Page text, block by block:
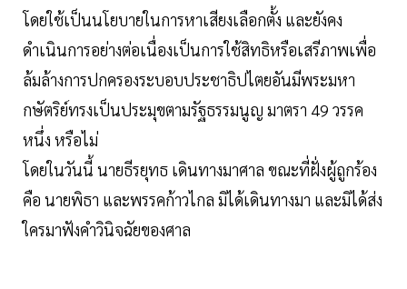
โดยใช้เป็นนโยบายในการหาเสียงเลือกตั้ง และยังคง
ดำเนินการอย่างต่อเนื่องเป็นการใช้สิทธิหรือเสรีภาพเพื่อ
ล้มล้างการปกครองระบอบประชาธิปไตยอันมีพระมหา
กษัตริย์ทรงเป็นประมุขตามรัฐธรรมนูญ มาตรา 49 วรรค
หนึ่ง หรือไม่
โดยในวันนี้ นายธีรยุทธ เดินทางมาศาล ขณะที่ฝั่งผู้ถูกร้อง
คือ นายพิธา และพรรคก้าวไกล มิได้เดินทางมา และมิได้ส่ง
ใครมาฟังคำวินิจฉัยของศาล